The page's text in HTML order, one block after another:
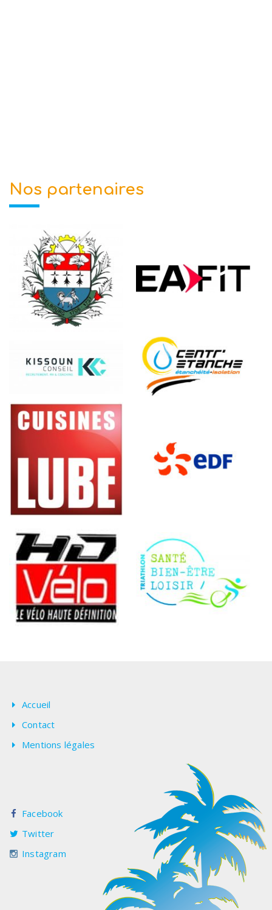
Nos partenaires
Accueil
Contact
Mentions légales
Facebook
Twitter
Instagram